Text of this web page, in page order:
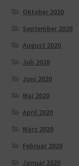
Oktober 2020
September 2020
August 2020
Juli 2020
Juni 2020
Mai 2020
April 2020
März 2020
Februar 2020
Januar 2020